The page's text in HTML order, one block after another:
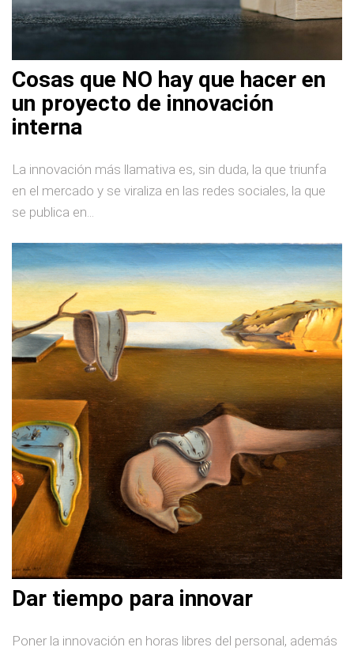
Cosas que NO hay que hacer en
un proyecto de innovación
interna
La innovación más llamativa es, sin duda, la que triunfa
en el mercado y se viraliza en las redes sociales, la que
se publica en...
Dar tiempo para innovar
Poner la innovación en horas libres del personal, además